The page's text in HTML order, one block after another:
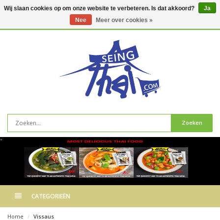
Zoeken
"
CATEGORIEËN
Home Vissaus
Wij slaan cookies op om onze website te verbeteren. Is dat akkoord?
Ja
Nee
Meer over cookies »